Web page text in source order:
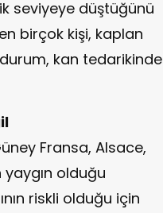
seviyeye düştüğünü
birçok kişi, kaplan
kan tedarikinde
Fransa, Alsace,
olduğu
riskli olduğu için